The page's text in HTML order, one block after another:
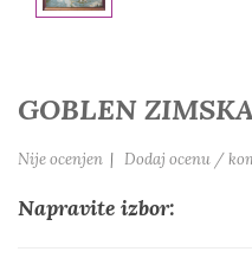
GOBLEN
Nije ocenjen | Dodaj ocenu /
Napravite izbor: